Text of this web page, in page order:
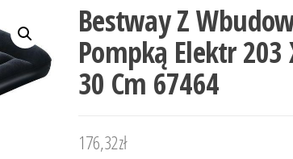
Bestway Z
Pompką Elektr 203
30 Cm 67464
176,32zł